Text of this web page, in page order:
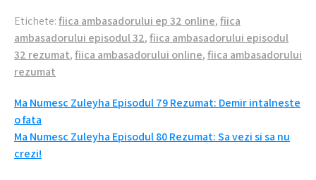
Etichete:fiica ambasadorului ep 32 online,fiica
ambasadorului episodul 32,fiica ambasadorului episodul
32 rezumat,fiica ambasadorului online,fiica ambasadorului
rezumat
Navigare
în
articole
Ma Numesc Zuleyha Episodul 79 Rezumat: Demir intalneste
o fata
Ma Numesc Zuleyha Episodul 80 Rezumat: Sa vezi si sa nu
crezi!